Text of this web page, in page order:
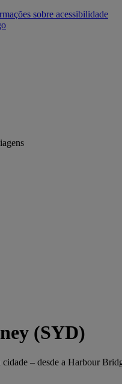
sobre acessibilidade
(SYD)
cidade – desde a Harbour